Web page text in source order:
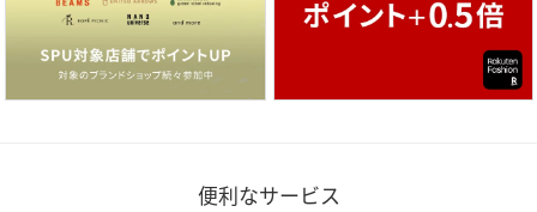
便利なサービス